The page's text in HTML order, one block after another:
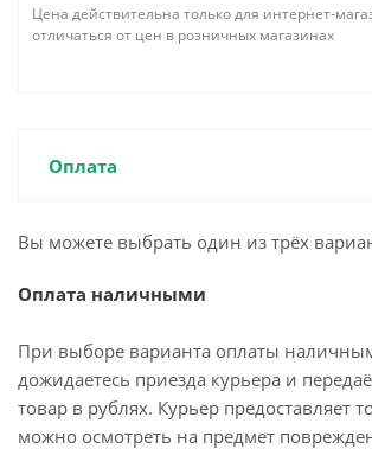
Цена действительна только для интернет-
отличаться от цен в розничных магазинах
Оплата
Вы можете выбрать один из трёх
Оплата наличными
При выборе варианта оплаты
дожидаетесь приезда курьера и
товар в рублях. Курьер предоставляет
можно осмотреть на предмет